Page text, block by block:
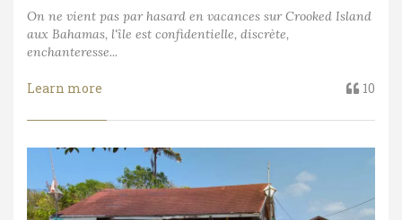
On ne vient pas par hasard en vacances sur Crooked Island
aux Bahamas, l'île est confidentielle, discrète,
enchanteresse...
Learn more 10